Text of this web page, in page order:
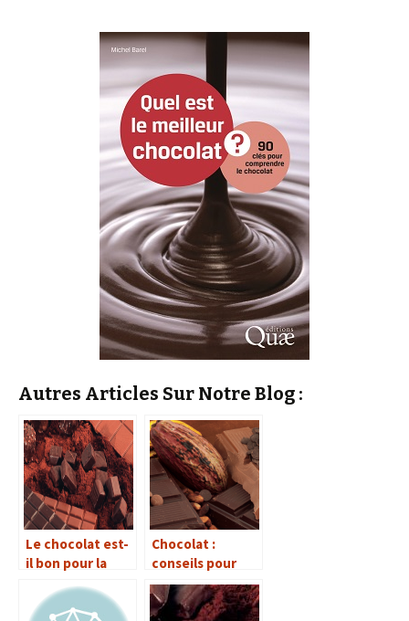
Autres Articles Sur Notre Blog :
Le chocolat est-
il bon pour la
Chocolat :
conseils pour
une bonne
dégustation